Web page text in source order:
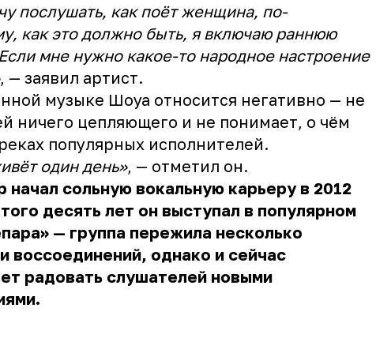
послушать, как поёт женщина, по-
как это должно быть, я включаю раннюю
мне нужно какое-то народное настроение
, — заявил артист.
музыке Шоуа относится негативно — не
ничего цепляющего и не понимает, о чём
популярных исполнителей.
один день», — отметил он.
начал сольную вокальную карьеру в 2012
десять лет он выступал в популярном
— группа пережила несколько
воссоединений, однако и сейчас
радовать слушателей новыми